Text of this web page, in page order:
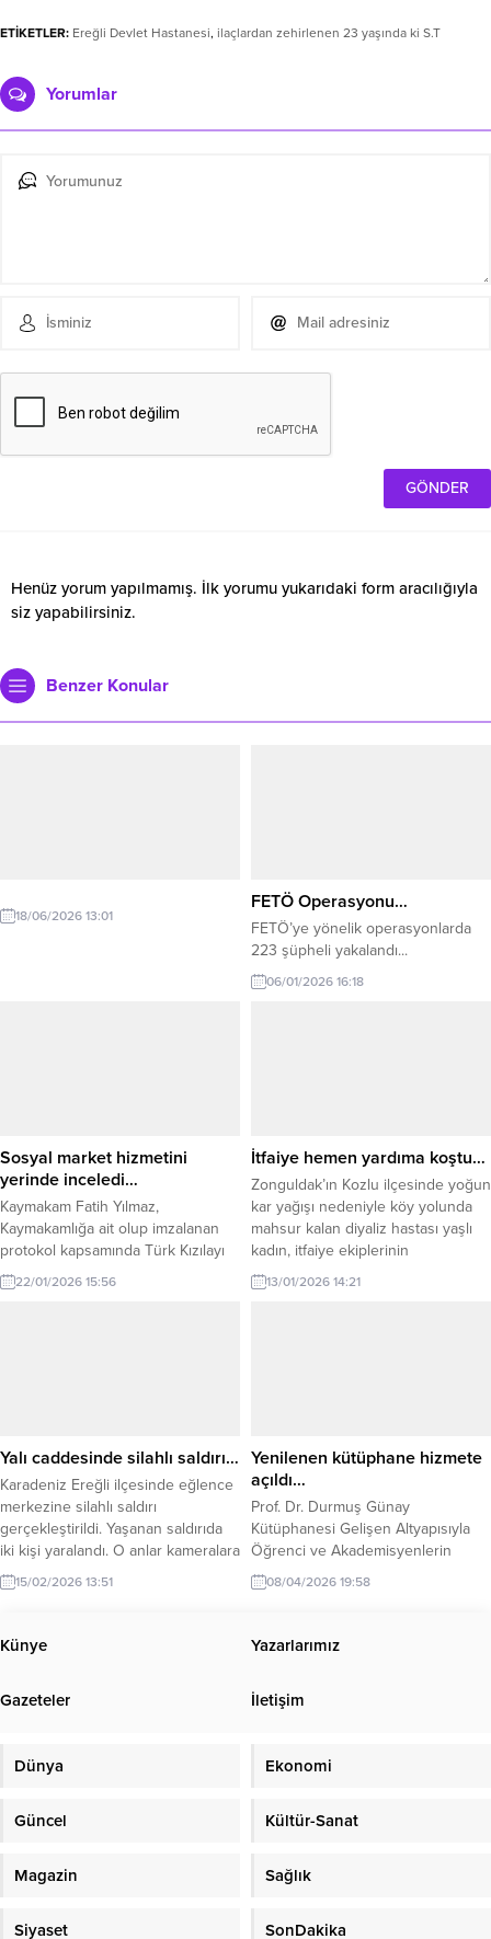
ETİKETLER: Ereğli Devlet Hastanesi, ilaçlardan zehirlenen 23 yaşında ki S.T
Yorumlar
Henüz yorum yapılmamış. İlk yorumu yukarıdaki form aracılığıyla
siz yapabilirsiniz.
Benzer Konular
18/06/2026 13:01
FETÖ Operasyonu…
FETÖ’ye yönelik operasyonlarda
223 şüpheli yakalandı...
06/01/2026 16:18
Sosyal market hizmetini
yerinde inceledi…
Kaymakam Fatih Yılmaz,
Kaymakamlığa ait olup imzalanan
protokol kapsamında Türk Kızılayı
Kdz. Ereğli Şube Başkanlığı
tarafından vatandaşlara hizmet
Kaymakam Yılmaz, sosyal devlet
anlayışı doğrultusunda ihtiyaç
sahibi vatandaşlara yönelik...
22/01/2026 15:56
İtfaiye hemen yardıma koştu…
Zonguldak’ın Kozlu ilçesinde yoğun
kar yağışı nedeniyle köy yolunda
mahsur kalan diyaliz hastası yaşlı
kadın, itfaiye ekiplerinin
operasyonuyla hastaneye
yetiştirildi. Kozlu ilçesine bağlı
yakınları durumu yetkililere
bildirdi....
13/01/2026 14:21
Yalı caddesinde silahlı saldırı…
Karadeniz Ereğli ilçesinde eğlence
merkezine silahlı saldırı
gerçekleştirildi. Yaşanan saldırıda
iki kişi yaralandı. O anlar kameralara
yansıdı. Olay ilçeye bağlı Orhanlar
Mahallesi Süleyman Seba Sokak
meydana geldi. İddiaya göre 14
Şubat Sevgililer günü dolayısıyla
mekana gelen A.G., belinden
15/02/2026 13:51
Yenilenen kütüphane hizmete
açıldı…
Prof. Dr. Durmuş Günay
Kütüphanesi Gelişen Altyapısıyla
Öğrenci ve Akademisyenlerin
Hizmetine Açıldı Zonguldak Bülent
Ecevit Üniversitesi (BEUN), bilim ve
çağın ihtiyaçlarına uygun şekilde
Durmuş Günay Kütüphanesinde
oturma alanları ve Prof. Dr.
08/04/2026 19:58
Künye Yazarlarımız
Gazeteler İletişim
Dünya Ekonomi
Güncel Kültür-Sanat
Magazin Sağlık
Siyaset SonDakika